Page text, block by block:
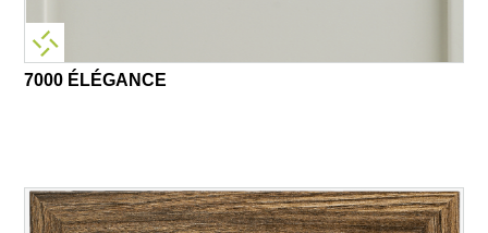
7000 ÉLÉGANCE